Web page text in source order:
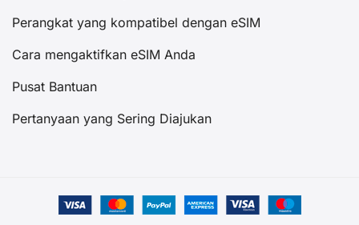
Perangkat yang kompatibel dengan eSIM
Cara mengaktifkan eSIM Anda
Pusat Bantuan
Pertanyaan yang Sering Diajukan